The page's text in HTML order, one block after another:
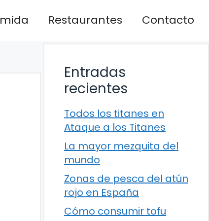
Restaurantes Contacto
Entradas
recientes
Todos los titanes en
Ataque a los Titanes
La mayor mezquita del
mundo
Zonas de pesca del atún
rojo en España
Cómo consumir tofu